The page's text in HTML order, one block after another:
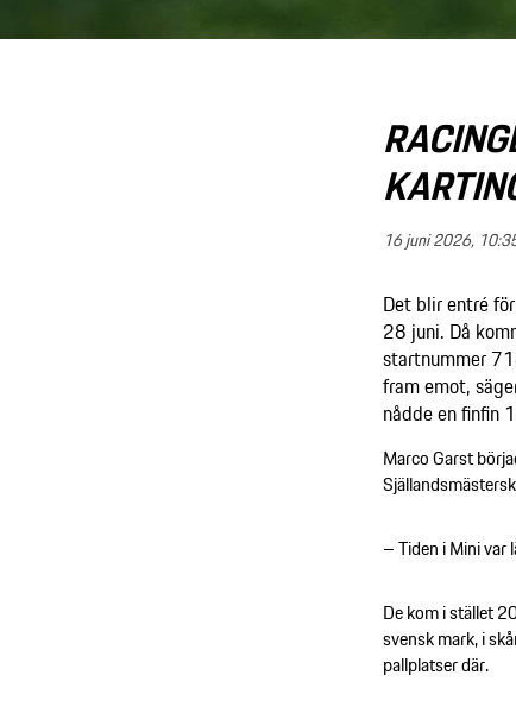
16 juni 2026,
Det blir entré
28 juni. Då
startnummer
fram emot,
nådde en finfin
Marco Garst
– Tiden i Mini
De kom i stället
svensk mark, i
pallplatser där.